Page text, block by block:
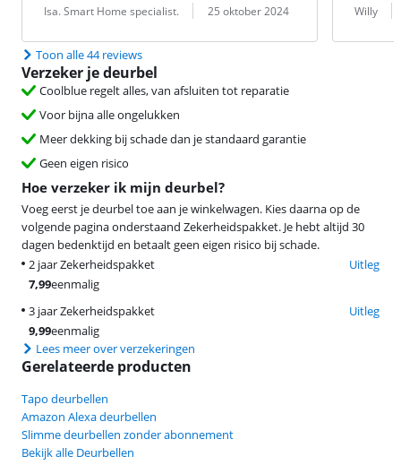
Beoordeling door:
Isa. Smart Home specialist.
Datum: 25 oktober 2024 Willy
Datum:
Toon alle 44 reviews
Verzeker je deurbel
Coolblue regelt alles, van afsluiten tot reparatie
Voor bijna alle ongelukken
Meer dekking bij schade dan je standaard garantie
Geen eigen risico
Hoe verzeker ik mijn deurbel?
Voeg eerst je deurbel toe aan je winkelwagen. Kies daarna op de
volgende pagina onderstaand Zekerheidspakket. Je hebt altijd 30
dagen bedenktijd en betaalt geen eigen risico bij schade.
2 jaar Zekerheidspakket
Uitleg
7,99eenmalig
3 jaar Zekerheidspakket
Uitleg
9,99eenmalig
Lees meer over verzekeringen
Gerelateerde producten
Tapo deurbellen
Amazon Alexa deurbellen
Slimme deurbellen zonder abonnement
Bekijk alle Deurbellen